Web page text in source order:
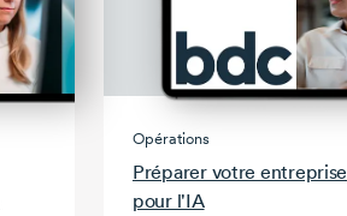
Opérations
Préparer votre entreprise
pour l'IA